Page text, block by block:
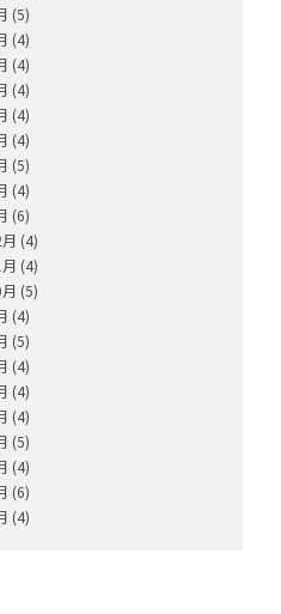
(5)
(4)
(4)
(4)
(4)
(4)
(5)
(4)
(6)
(4)
(4)
(5)
(4)
(5)
(4)
(4)
(4)
(5)
(4)
(6)
(4)